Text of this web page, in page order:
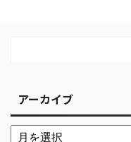
アーカイブ